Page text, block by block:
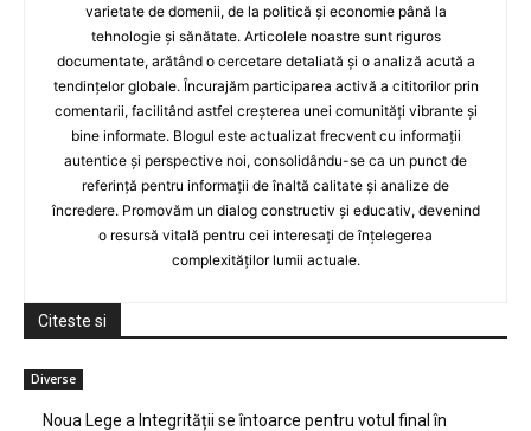
varietate de domenii, de la politică și economie până la
tehnologie și sănătate. Articolele noastre sunt riguros
documentate, arătând o cercetare detaliată și o analiză acută a
tendințelor globale. Încurajăm participarea activă a cititorilor prin
comentarii, facilitând astfel creșterea unei comunități vibrante și
bine informate. Blogul este actualizat frecvent cu informații
autentice și perspective noi, consolidându-se ca un punct de
referință pentru informații de înaltă calitate și analize de
încredere. Promovăm un dialog constructiv și educativ, devenind
o resursă vitală pentru cei interesați de înțelegerea
complexităților lumii actuale.
Citeste si
Diverse
Noua Lege a Integrității se întoarce pentru votul final în